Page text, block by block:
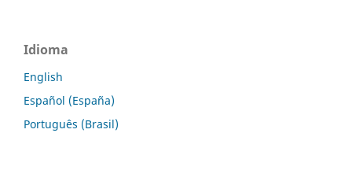
Idioma
English
Español (España)
Português (Brasil)